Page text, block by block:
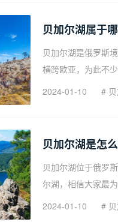
贝加尔湖属于
贝加尔湖是俄罗斯
横跨欧亚，为此不
2024-01-10
#
贝加尔湖是怎
贝加尔湖位于俄罗
尔湖，相信大家最
2024-01-10
#